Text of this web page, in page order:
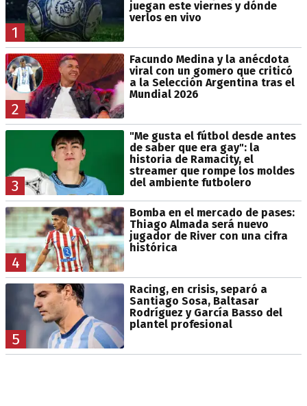
1
juegan este viernes y dónde
verlos en vivo
2
Facundo Medina y la anécdota
viral con un gomero que criticó
a la Selección Argentina tras el
Mundial 2026
3
"Me gusta el fútbol desde antes
de saber que era gay": la
historia de Ramacity, el
streamer que rompe los moldes
del ambiente futbolero
4
Bomba en el mercado de pases:
Thiago Almada será nuevo
jugador de River con una cifra
histórica
5
Racing, en crisis, separó a
Santiago Sosa, Baltasar
Rodríguez y García Basso del
plantel profesional